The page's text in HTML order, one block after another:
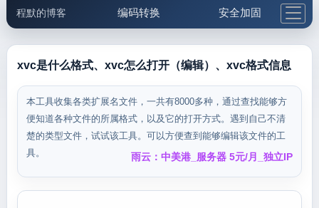
程默的博客 编码转换 安全加固
邮件工具 生活便民 更多工具
5.1支付宝大红包
xvc是什么格式、xvc怎么打开（编辑）、xvc格式信息
本工具收集各类扩展名文件，一共有8000多种，通过查找能够方
便知道各种文件的所属格式，以及它的打开方式。遇到自己不清
楚的类型文件，试试该工具。可以方便查到能够编辑该文件的工
具。
雨云：中美港_服务器 5元/月_独立IP